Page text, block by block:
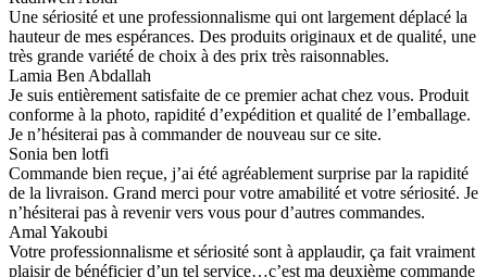
Une sériosité et une professionnalisme qui ont largement déplacé la
hauteur de mes espérances. Des produits originaux et de qualité, une
très grande variété de choix à des prix très raisonnables.
Lamia Ben Abdallah
Je suis entièrement satisfaite de ce premier achat chez vous. Produit
conforme à la photo, rapidité d’expédition et qualité de l’emballage.
Je n’hésiterai pas à commander de nouveau sur ce site.
Sonia ben lotfi
Commande bien reçue, j’ai été agréablement surprise par la rapidité
de la livraison. Grand merci pour votre amabilité et votre sériosité. Je
n’hésiterai pas à revenir vers vous pour d’autres commandes.
Amal Yakoubi
Votre professionnalisme et sériosité sont à applaudir, ça fait vraiment
plaisir de bénéficier d’un tel service…c’est ma deuxième commande